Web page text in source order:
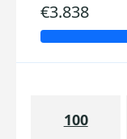
€3.838
100